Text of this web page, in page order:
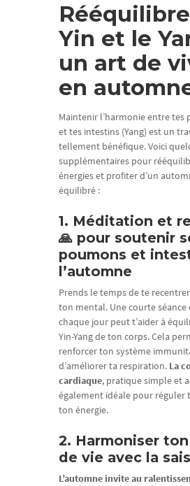
Yin et le
un art de
en
Maintenir l’harmonie entre tes
et tes intestins (Yang) est un
tellement bénéfique. Voici
supplémentaires pour
énergies et profiter d’un
équilibré :
1. Méditation et
🙏 pour soutenir
poumons et
l’automne
Prends le temps de te
ton mental. Une courte
chaque jour peut t’aider à
Yin-Yang de ton corps. Cela
renforcer ton système
d’améliorer ta respiration. La
cardiaque, pratique simple et
également idéale pour réguler
ton énergie.
2. Harmoniser
de vie avec la
L’automne invite au